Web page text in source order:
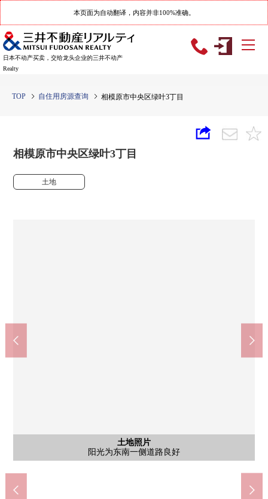
本页面为自动翻译，内容并非100%准确。
日本不动产买卖，交给龙头企业的三井不动产
Realty
TOP 自住用房源查询 相模原市中央区绿叶3丁目
相模原市中央区绿叶3丁目
土地
土地照片
阳光为东南一侧道路良好
土地照片
是因为在有建筑条件的土地，没有所以喜欢的House厂商，并且能
建造
土地照片
是正面宽度约11m的整形地
含有前面道路的外观
是交通量的少的道路
Create Ｓ·Ｄ相模原绿叶店(约300m)
成排的yukopumiakuchina树aoba店(约1010m)
成排的超市三和树店(约1020m)
全家便利店松丘2丁目商店(约410m)
绿叶两岔诊所(约180m)
相模原光之丘邮局(约1420m)
若叶公园(约360m)
渊野边公园(约420m)
相模原市立光之丘小学(约1720m)
相模原市立绿丘中的学校(约1090m)